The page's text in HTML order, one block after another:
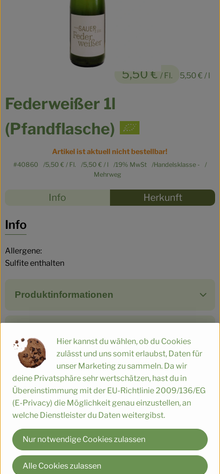
Getränke
Für Kita & Büro
Blog
Federweißer 1l
(Pfandflasche)
5,50 € / Fl. 5,50 € / l
Artikel ist aktuell nicht bestellbar!
#40860 5,50 € / Fl. 5,50 € / l 19% MwSt
Handelsklasse -
Mehrweg
Rezepte
Info Herkunft
Info
Allergene:
Sulfite enthalten
Produktinformationen
Nährwert-Info
Produktdatenblatt
Herkunft
Hier kannst du wählen, ob du Cookies
zulässt und uns somit erlaubst, Daten für
unser Marketing zu sammeln. Da wir
deine Privatsphäre sehr wertschätzen, hast du in
Übereinstimmung mit der EU-Richtlinie 2009/136/EG
(E-Privacy) die Möglichkeit genau einzustellen, an
welche Dienstleister du Daten weitergibst.
Nur notwendige Cookies zulassen
Alle Cookies zulassen